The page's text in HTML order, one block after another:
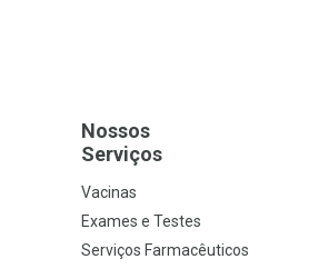
Nossos
Serviços
Vacinas
Exames e Testes
Serviços Farmacêuticos